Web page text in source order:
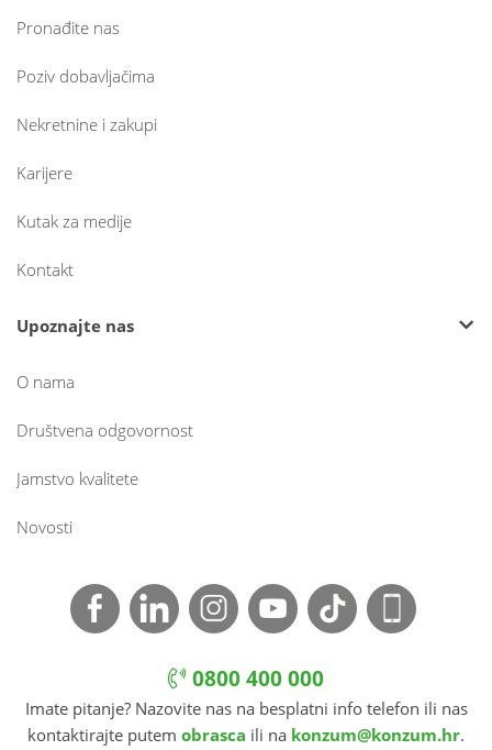
Pronađite nas
Poziv dobavljačima
Nekretnine i zakupi
Karijere
Kutak za medije
Kontakt
Upoznajte nas
O nama
Društvena odgovornost
Jamstvo kvalitete
Novosti
0800 400 000
Imate pitanje? Nazovite nas na besplatni info telefon ili nas
kontaktirajte putem obrasca ili na konzum@konzum.hr.